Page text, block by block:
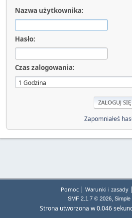
Nazwa użytkownika:
Hasło:
Czas zalogowania:
Zapomniałeś
Pomoc| Warunki i zasady|
SMF 2.1.7 © 2026, Simple
Strona utworzona w 0.046